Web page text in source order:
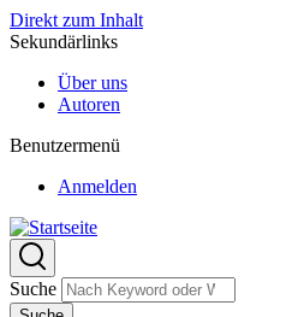
Direkt zum Inhalt
Sekundärlinks
Über uns
Autoren
Benutzermenü
Anmelden
Suche